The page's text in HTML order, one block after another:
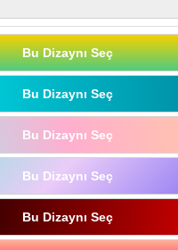
Bu Dizaynı Seç
Bu Dizaynı Seç
Bu Dizaynı Seç
Bu Dizaynı Seç
Bu Dizaynı Seç